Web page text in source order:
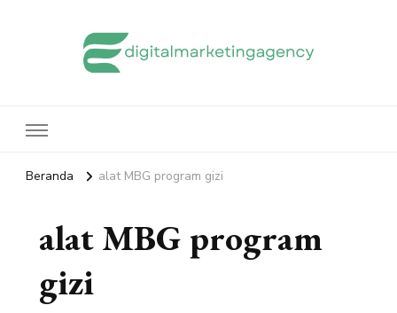
Beranda alat MBG program gizi
alat MBG program
gizi